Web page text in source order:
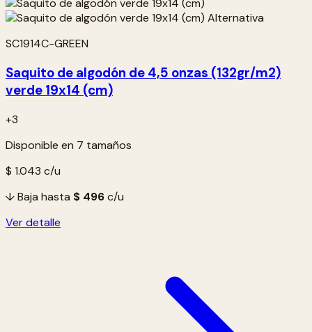
SC1914C-GREEN
Saquito de algodón de 4,5 onzas (132gr/m2)
verde 19x14 (cm)
+3
Disponible en 7 tamaños
$ 1.043 c/u
↓ Baja hasta $ 496c/u
Ver detalle